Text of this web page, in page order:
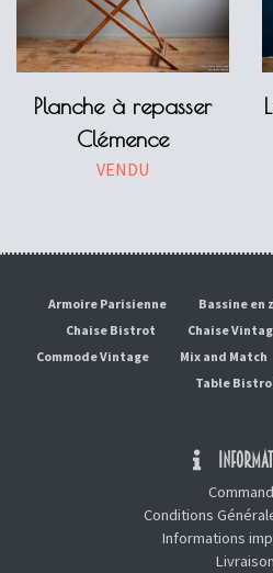
Planche à repasser
Clémence
VENDU
Armoire Parisienne Bassine en
Chaise Bistrot
Chaise
Commode Vintage
Mix and Match
Table
Conditions
Informations
Livraison